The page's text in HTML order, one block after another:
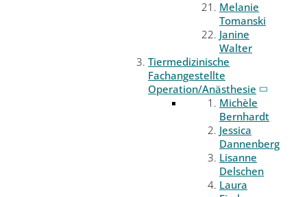
Melanie
Tomanski
Janine
Walter
Tiermedizinische
Fachangestellte
Operation/Anästhesie
Michèle
Bernhardt
Jessica
Dannenberg
Lisanne
Delschen
Laura